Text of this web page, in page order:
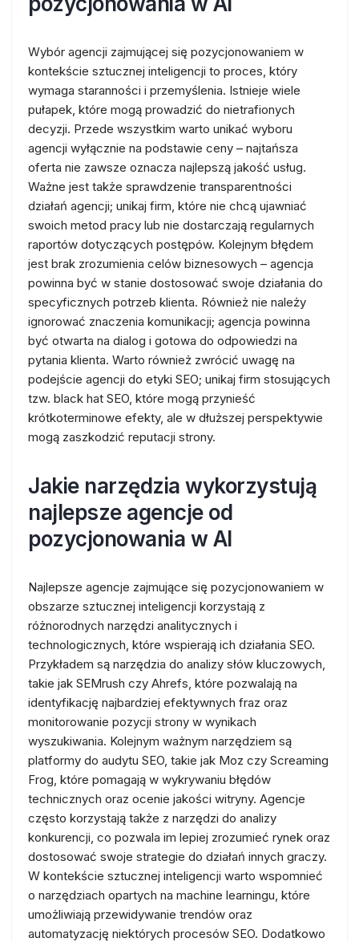
Wybór agencji zajmującej się pozycjonowaniem w
kontekście sztucznej inteligencji to proces, który
wymaga staranności i przemyślenia. Istnieje wiele
pułapek, które mogą prowadzić do nietrafionych
decyzji. Przede wszystkim warto unikać wyboru
agencji wyłącznie na podstawie ceny – najtańsza
oferta nie zawsze oznacza najlepszą jakość usług.
Ważne jest także sprawdzenie transparentności
działań agencji; unikaj firm, które nie chcą ujawniać
swoich metod pracy lub nie dostarczają regularnych
raportów dotyczących postępów. Kolejnym błędem
jest brak zrozumienia celów biznesowych – agencja
powinna być w stanie dostosować swoje działania do
specyficznych potrzeb klienta. Również nie należy
ignorować znaczenia komunikacji; agencja powinna
być otwarta na dialog i gotowa do odpowiedzi na
pytania klienta. Warto również zwrócić uwagę na
podejście agencji do etyki SEO; unikaj firm stosujących
tzw. black hat SEO, które mogą przynieść
krótkoterminowe efekty, ale w dłuższej perspektywie
mogą zaszkodzić reputacji strony.
Jakie narzędzia wykorzystują
najlepsze agencje od
pozycjonowania w AI
Najlepsze agencje zajmujące się pozycjonowaniem w
obszarze sztucznej inteligencji korzystają z
różnorodnych narzędzi analitycznych i
technologicznych, które wspierają ich działania SEO.
Przykładem są narzędzia do analizy słów kluczowych,
takie jak SEMrush czy Ahrefs, które pozwalają na
identyfikację najbardziej efektywnych fraz oraz
monitorowanie pozycji strony w wynikach
wyszukiwania. Kolejnym ważnym narzędziem są
platformy do audytu SEO, takie jak Moz czy Screaming
Frog, które pomagają w wykrywaniu błędów
technicznych oraz ocenie jakości witryny. Agencje
często korzystają także z narzędzi do analizy
konkurencji, co pozwala im lepiej zrozumieć rynek oraz
dostosować swoje strategie do działań innych graczy.
W kontekście sztucznej inteligencji warto wspomnieć
o narzędziach opartych na machine learningu, które
umożliwiają przewidywanie trendów oraz
automatyzację niektórych procesów SEO. Dodatkowo